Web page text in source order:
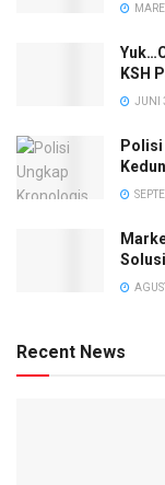
KSH
JUNI
Recent News